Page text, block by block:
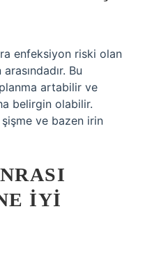
enfeksiyon riski olan
Bu
artabilir ve
belirgin olabilir.
şişme ve bazen irin
IYI